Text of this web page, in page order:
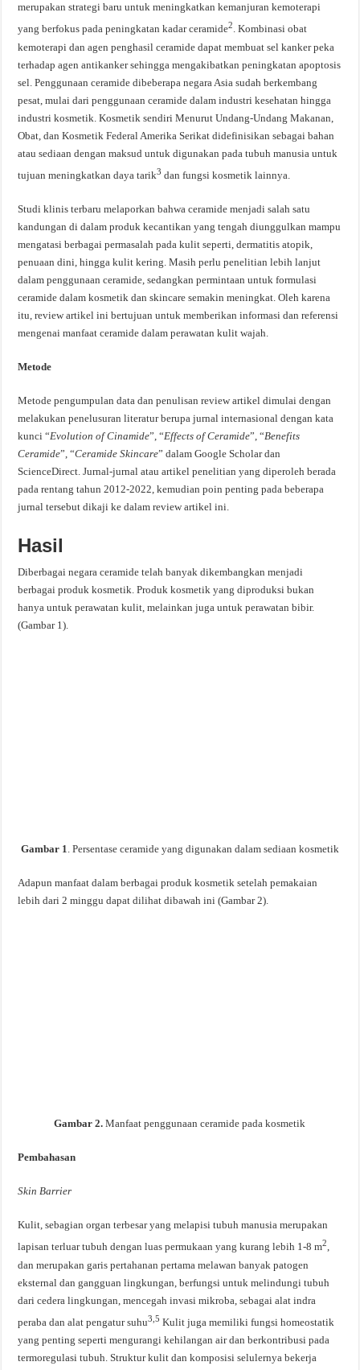
merupakan strategi baru untuk meningkatkan kemanjuran kemoterapi
yang berfokus pada peningkatan kadar ceramide2. Kombinasi obat
kemoterapi dan agen penghasil ceramide dapat membuat sel kanker peka
terhadap agen antikanker sehingga mengakibatkan peningkatan apoptosis
sel. Penggunaan ceramide dibeberapa negara Asia sudah berkembang
pesat, mulai dari penggunaan ceramide dalam industri kesehatan hingga
industri kosmetik. Kosmetik sendiri Menurut Undang-Undang Makanan,
Obat, dan Kosmetik Federal Amerika Serikat didefinisikan sebagai bahan
atau sediaan dengan maksud untuk digunakan pada tubuh manusia untuk
tujuan meningkatkan daya tarik3 dan fungsi kosmetik lainnya.
Studi klinis terbaru melaporkan bahwa ceramide menjadi salah satu
kandungan di dalam produk kecantikan yang tengah diunggulkan mampu
mengatasi berbagai permasalah pada kulit seperti, dermatitis atopik,
penuaan dini, hingga kulit kering. Masih perlu penelitian lebih lanjut
dalam penggunaan ceramide, sedangkan permintaan untuk formulasi
ceramide dalam kosmetik dan skincare semakin meningkat. Oleh karena
itu, review artikel ini bertujuan untuk memberikan informasi dan referensi
mengenai manfaat ceramide dalam perawatan kulit wajah.
Metode
Metode pengumpulan data dan penulisan review artikel dimulai dengan
melakukan penelusuran literatur berupa jurnal internasional dengan kata
kunci “Evolution of Cinamide”, “Effects of Ceramide”, “Benefits
Ceramide”, “Ceramide Skincare” dalam Google Scholar dan
ScienceDirect. Jurnal-jurnal atau artikel penelitian yang diperoleh berada
pada rentang tahun 2012-2022, kemudian poin penting pada beberapa
jurnal tersebut dikaji ke dalam review artikel ini.
Hasil
Diberbagai negara ceramide telah banyak dikembangkan menjadi
berbagai produk kosmetik. Produk kosmetik yang diproduksi bukan
hanya untuk perawatan kulit, melainkan juga untuk perawatan bibir.
(Gambar 1).
Gambar 1. Persentase ceramide yang digunakan dalam sediaan kosmetik
Adapun manfaat dalam berbagai produk kosmetik setelah pemakaian
lebih dari 2 minggu dapat dilihat dibawah ini (Gambar 2).
Gambar 2. Manfaat penggunaan ceramide pada kosmetik
Pembahasan
Skin Barrier
Kulit, sebagian organ terbesar yang melapisi tubuh manusia merupakan
lapisan terluar tubuh dengan luas permukaan yang kurang lebih 1-8 m2,
dan merupakan garis pertahanan pertama melawan banyak patogen
eksternal dan gangguan lingkungan, berfungsi untuk melindungi tubuh
dari cedera lingkungan, mencegah invasi mikroba, sebagai alat indra
peraba dan alat pengatur suhu3,5 Kulit juga memiliki fungsi homeostatik
yang penting seperti mengurangi kehilangan air dan berkontribusi pada
termoregulasi tubuh. Struktur kulit dan komposisi selulernya bekerja